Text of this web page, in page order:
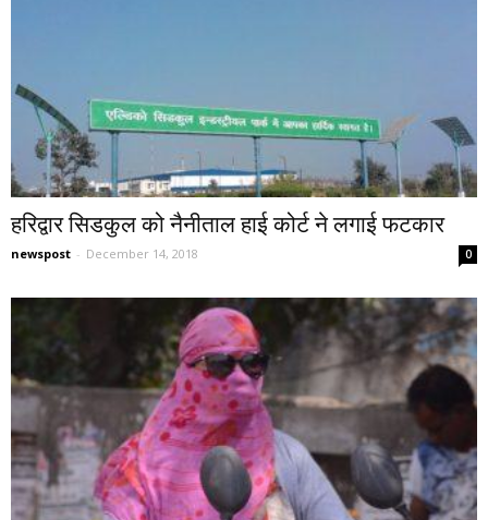
हरिद्वार सिडकुल को नैनीताल हाई कोर्ट ने लगाई फटकार
newspost - December 14, 2018 0